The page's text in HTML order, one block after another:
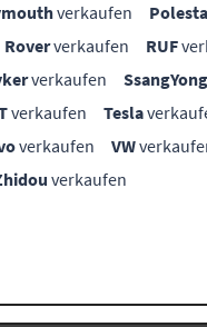
verkaufen
Roververkaufen RUF
verkaufen SsangYong
verkaufen Tesla
verkaufen VW
verkaufen